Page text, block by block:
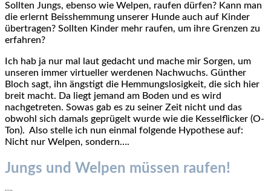
Sollten Jungs, ebenso wie Welpen, raufen dürfen? Kann man
die erlernt Beisshemmung unserer Hunde auch auf Kinder
übertragen? Sollten Kinder mehr raufen, um ihre Grenzen zu
erfahren?
Ich hab ja nur mal laut gedacht und mache mir Sorgen, um
unseren immer virtueller werdenen Nachwuchs. Günther
Bloch sagt, ihn ängstigt die Hemmungslosigkeit, die sich hier
breit macht. Da liegt jemand am Boden und es wird
nachgetreten. Sowas gab es zu seiner Zeit nicht und das
obwohl sich damals geprügelt wurde wie die Kesselflicker (O-
Ton). Also stelle ich nun einmal folgende Hypothese auf:
Nicht nur Welpen, sondern….
Jungs und Welpen müssen raufen!